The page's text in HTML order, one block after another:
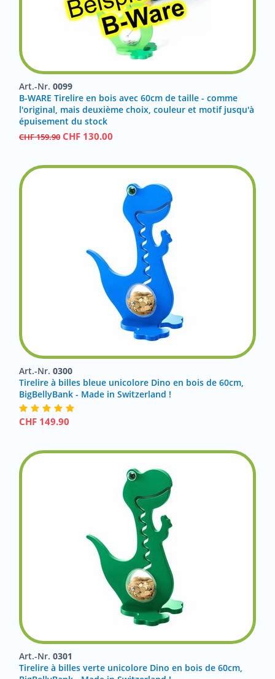
Art.-Nr. 0099
B-WARE Tirelire en bois avec 60cm de taille - comme
l'original, mais deuxième choix, couleur et motif jusqu'à
épuisement du stock
CHF159.90 CHF 130.00
Art.-Nr. 0300
Tirelire à billes bleue unicolore Dino en bois de 60cm,
BigBellyBank - Made in Switzerland !
CHF 149.90
Art.-Nr. 0301
Tirelire à billes verte unicolore Dino en bois de 60cm,